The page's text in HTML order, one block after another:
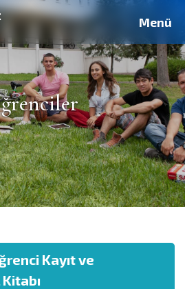
Mezun
Pусский العربية فارسی Menü
Kayıt ve